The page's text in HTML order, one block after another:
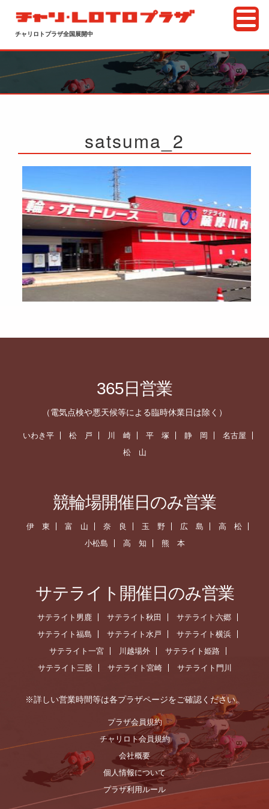
チャリロトプラザ全国展開中
satsuma_2
365日営業
（電気点検や悪天候等による臨時休業日は除く）
いわき平 松 戸 川 崎 平 塚 静 岡
名古屋
松 山
競輪場開催日のみ営業
伊 東 富 山 奈 良 玉 野 広 島
高 松
小松島
高 知 熊 本
サテライト開催日のみ営業
サテライト男鹿 サテライト秋田
サテライト六郷
サテライト福島
サテライト水戸
サテライト横浜
サテライト一宮
川越場外
サテライト姫路
サテライト三股
サテライト宮崎 サテライト門川
※詳しい営業時間等は各プラザページをご確認ください。
プラザ会員規約
チャリロト会員規約
会社概要
個人情報について
プラザ利用ルール